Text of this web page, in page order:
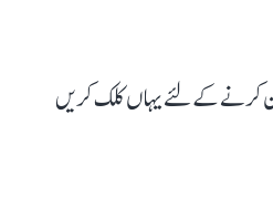
کرنے کے لئے یہاں کلک کریں